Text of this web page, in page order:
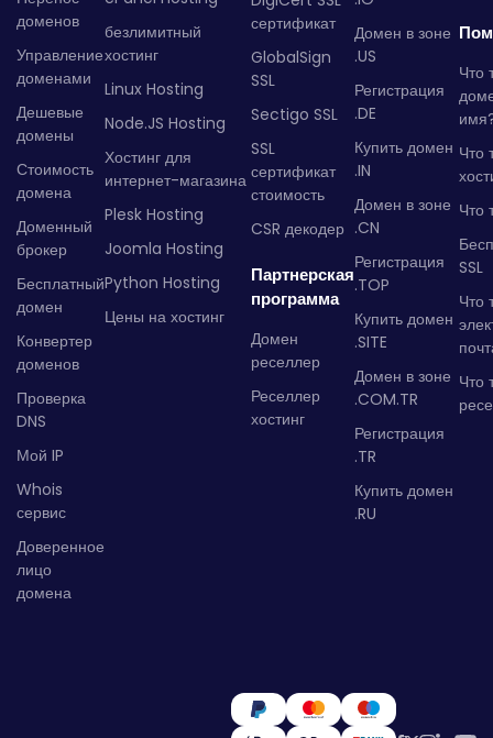
доменов
Управление
доменами
Дешевые
домены
Стоимость
домена
Доменный
брокер
Бесплатный
домен
Конвертер
доменов
Проверка
DNS
Мой IP
Whois
сервис
Доверенное
лицо
домена
безлимитный
хостинг
Linux Hosting
Node.JS Hosting
Хостинг для
интернет-магазина
Plesk Hosting
Joomla Hosting
Python Hosting
Цены на хостинг
сертификат
GlobalSign
SSL
Sectigo SSL
SSL
сертификат
стоимость
CSR декодер
Партнерская
программа
Домен
реселлер
Реселлер
хостинг
Домен в зоне
.US
Регистрация
.DE
Купить домен
.IN
Домен в зоне
.CN
Регистрация
.TOP
Купить домен
.SITE
Домен в зоне
.COM.TR
Регистрация
.TR
Купить домен
.RU
Что
Что
Что
SSL
Что
Что